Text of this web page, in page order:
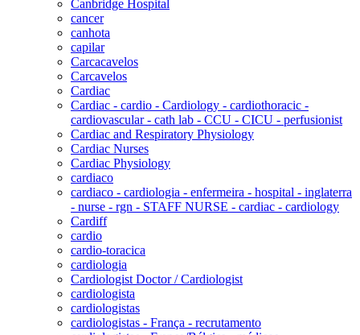
Canbridge Hospital
cancer
canhota
capilar
Carcacavelos
Carcavelos
Cardiac
Cardiac - cardio - Cardiology - cardiothoracic -
cardiovascular - cath lab - CCU - CICU - perfusionist
Cardiac and Respiratory Physiology
Cardiac Nurses
Cardiac Physiology
cardiaco
cardiaco - cardiologia - enfermeira - hospital - inglaterra
- nurse - rgn - STAFF NURSE - cardiac - cardiology
Cardiff
cardio
cardio-toracica
cardiologia
Cardiologist Doctor / Cardiologist
cardiologista
cardiologistas
cardiologistas - França - recrutamento